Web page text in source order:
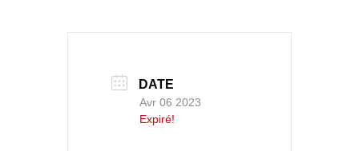
DATE
Avr 06 2023
Expiré!